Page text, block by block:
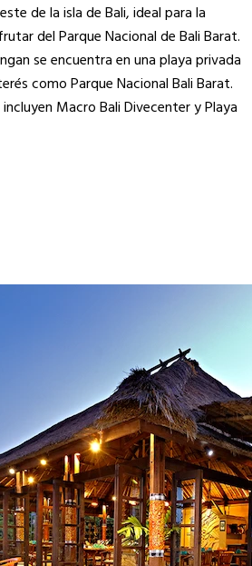
de la isla de Bali, ideal para la
del Parque Nacional de Bali Barat.
se encuentra en una playa privada
como Parque Nacional Bali Barat.
Macro Bali Divecenter y Playa